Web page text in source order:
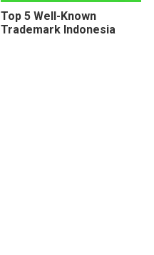
Top 5 Well-Known
Trademark Indonesia